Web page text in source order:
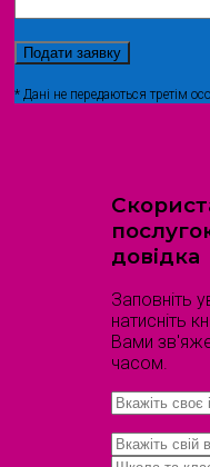
* Дані не передаються третім
довідка
Заповніть
натисніть
Вами
часом.